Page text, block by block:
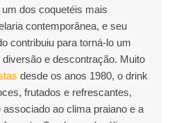
dos coquetéis mais
contemporânea, e seu
contribuiu para torná-lo um
e descontração. Muito
desde os anos 1980, o drink
frutados e refrescantes,
ao clima praiano e a